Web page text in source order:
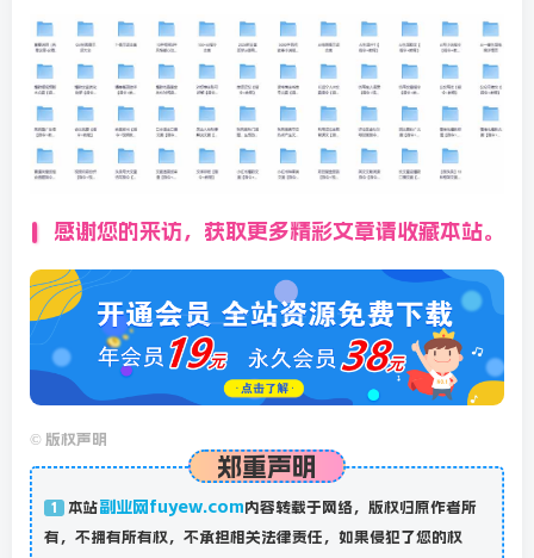
感谢您的来访，获取更多精彩文章请收藏本站。
© 版权声明
郑重声明
1 本站副业网fuyew.com内容转载于网络，版权归原作者所
有，不拥有所有权，不承担相关法律责任，如果侵犯了您的权